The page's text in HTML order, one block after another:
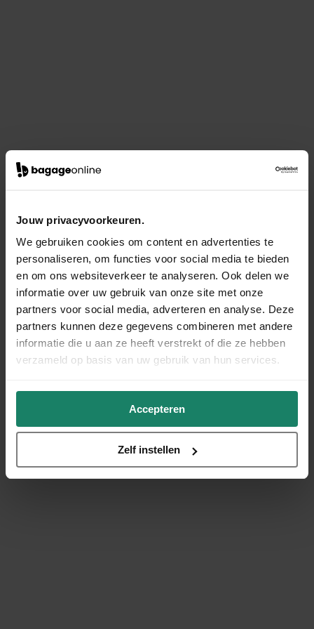
Jouw privacyvoorkeuren.
We gebruiken cookies om content en advertenties te
personaliseren, om functies voor social media te bieden
en om ons websiteverkeer te analyseren. Ook delen we
informatie over uw gebruik van onze site met onze
partners voor social media, adverteren en analyse. Deze
partners kunnen deze gegevens combineren met andere
informatie die u aan ze heeft verstrekt of die ze hebben
verzameld op basis van uw gebruik van hun services.
Accepteren
Zelf instellen